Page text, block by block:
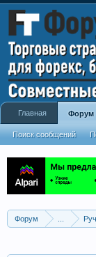
Форум
Главная Форум
Поиск сообщений